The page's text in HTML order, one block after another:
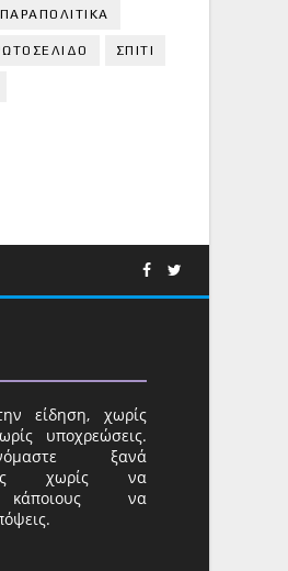
ΠΑΡΑΠΟΛΙΤΙΚΑ
ΣΠΙΤΙ
είδηση, χωρίς
υποχρεώσεις.
ξανά
χωρίς να
κάποιους να